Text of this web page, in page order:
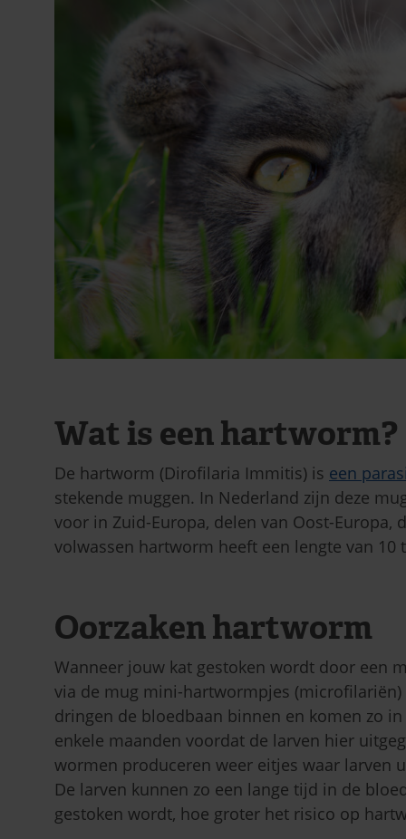
Wat is een hartworm?
De hartworm (Dirofilaria Immitis) is een
stekende muggen. In Nederland zijn deze
voor in Zuid-Europa, delen van Oost-Europa,
volwassen hartworm heeft een lengte van 10
Oorzaken hartworm
Wanneer jouw kat gestoken wordt door een
via de mug mini-hartwormpjes
dringen de bloedbaan binnen en komen zo
enkele maanden voordat de larven hier
wormen produceren weer eitjes waar larven
De larven kunnen zo een lange tijd in de
gestoken wordt, hoe groter het risico op